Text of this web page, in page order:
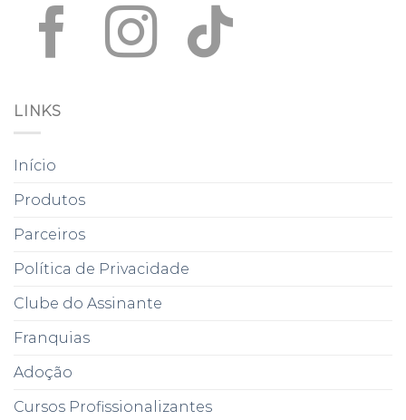
LINKS
Início
Produtos
Parceiros
Política de Privacidade
Clube do Assinante
Franquias
Adoção
Cursos Profissionalizantes